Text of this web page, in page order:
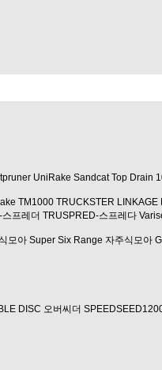
UniRake Sandcat Top Drain
TM1000 TRUCKSTER LINKAGE
프레더 TRUSPRED-스프레다
모아 Super Six Range 자주식모아
DISC 오버씨더